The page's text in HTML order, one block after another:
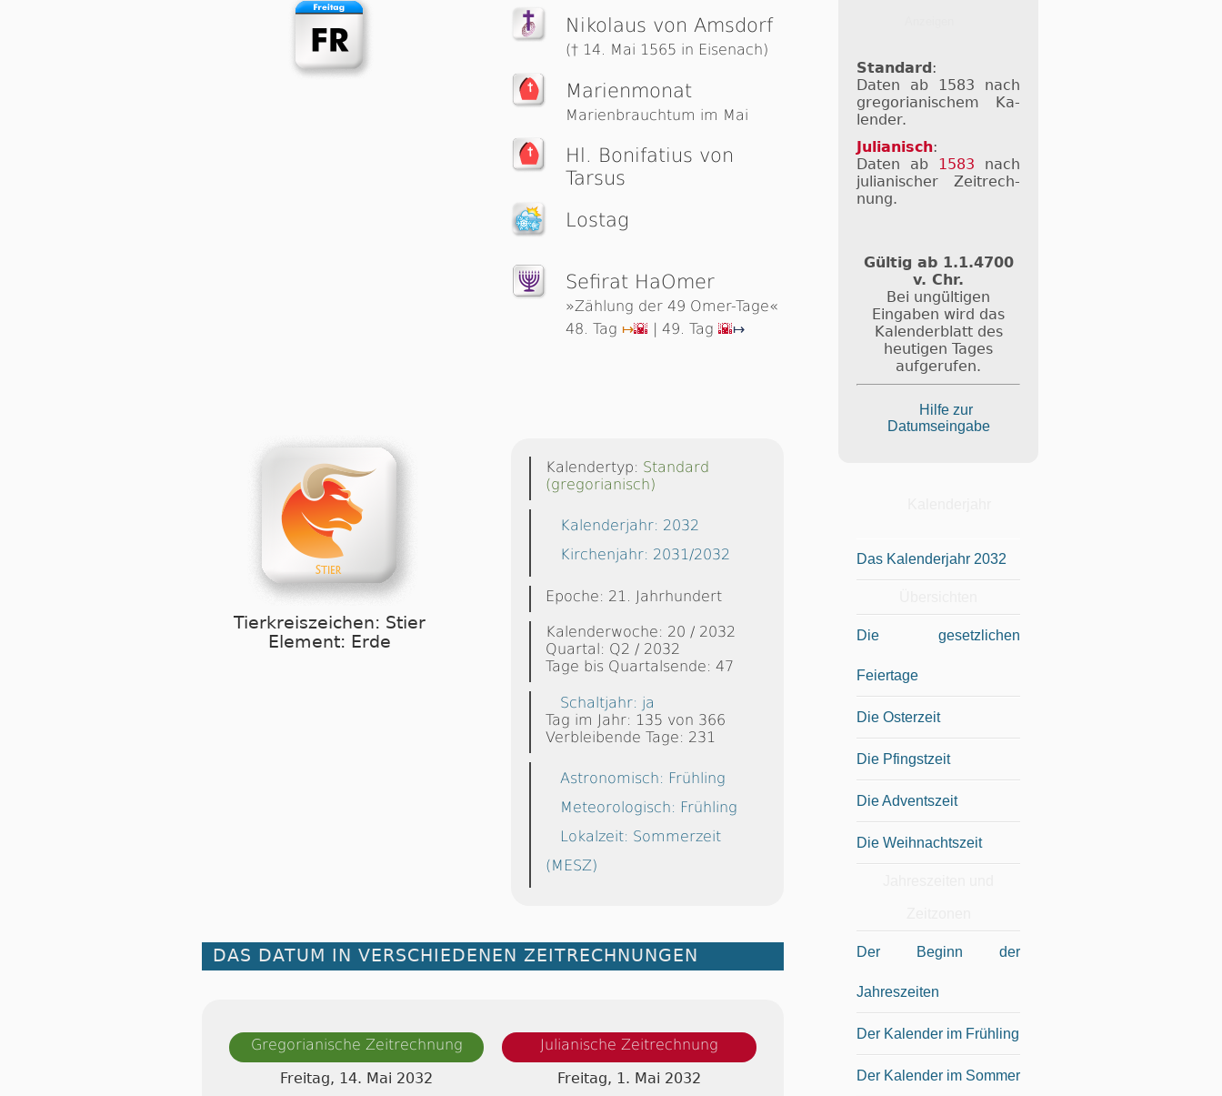
Nikolaus von Amsdorf
(† 14. Mai 1565 in Eisenach)
Marienmonat
Marienbrauchtum im Mai
Hl. Bonifatius von
Tarsus
Lostag
Sefirat HaOmer
»Zählung der 49 Omer-Tage«
48. Tag ↦🌇 | 49. Tag 🌇↦
Tierkreiszeichen: Stier
Element: Erde
Kalendertyp: Standard
(gregorianisch)
Kalenderjahr: 2032
Kirchenjahr: 2031/2032
Epoche: 21. Jahrhundert
Kalenderwoche: 20 / 2032
Quartal: Q2 / 2032
Tage bis Quartalsende: 47
Schaltjahr: ja
Tag im Jahr: 135 von 366
Verbleibende Tage: 231
Astronomisch: Frühling
Meteorologisch: Frühling
Lokalzeit: Sommerzeit
(MESZ)
DAS DATUM IN VERSCHIEDENEN ZEITRECHNUNGEN
Gregorianische Zeitrechnung
Freitag, 14. Mai 2032
Julianische Zeitrechnung
Freitag, 1. Mai 2032
Standard :
Daten ab 1583 nach
gre­go­ri­a­ni­schem Ka­
len­der.
Julianisch:
Daten ab 1583 nach
ju­li­a­ni­scher Zeit­rech­
nung.
Gültig ab 1.1.4700
v. Chr.
Bei ungültigen
Eingaben wird das
Kalenderblatt des
heutigen Tages
aufgerufen.
Hilfe zur
Datumseingabe
Das Kalenderjahr 2032
Die gesetzlichen
Feiertage
Die Osterzeit
Die Pfingstzeit
Die Adventszeit
Die Weihnachtszeit
Der Beginn der
Jahreszeiten
Der Kalender im Frühling
Der Kalender im Sommer